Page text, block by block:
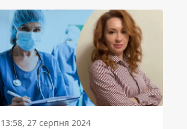
13:58, 27 серпня 2024